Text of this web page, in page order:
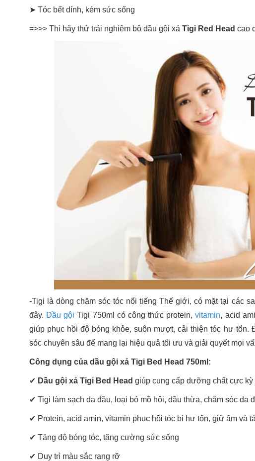
➤ Tóc bết dính, kém sức sống
=>>> Thì hãy thử trải nghiệm bộ dầu gội xả Tigi Red Head cao
-Tigi là dòng chăm sóc tóc nổi tiếng Thế giới, có mặt tại các
đây. Dầu gội Tigi 750ml có công thức protein,vitamin, acid
giúp phục hồi độ bóng khỏe, suôn mượt, cải thiện tóc hư
sóc chuyên sâu để mang lại hiệu quả tối ưu và giải quyết mọi
Công dụng của dầu gội xả Tigi Bed Head 750ml:
✔ Dầu gội xả Tigi Bed Head giúp cung cấp dưỡng chất cực kỳ
✔ Tigi làm sạch da đầu, loại bỏ mồ hôi, dầu thừa, chăm sóc da
✔ Protein, acid amin, vitamin phục hồi tóc bị hư tổn, giữ ẩm và
✔ Tăng độ bóng tóc, tăng cường sức sống
✔ Duy trì màu sắc rạng rỡ